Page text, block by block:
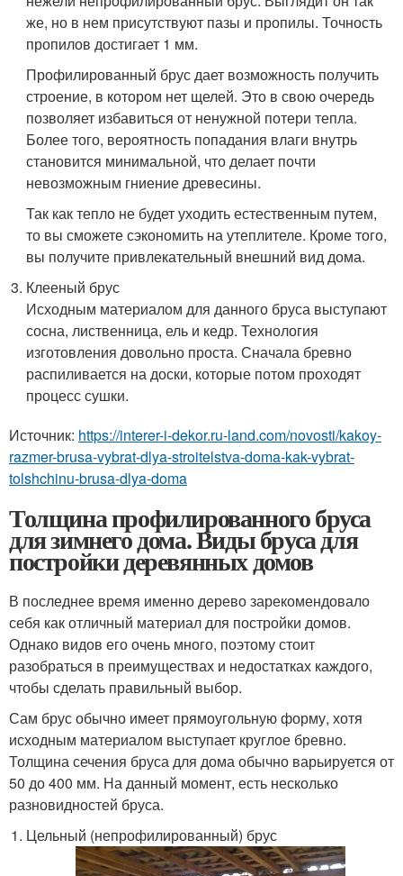
же, но в нем присутствуют пазы и пропилы. Точность
пропилов достигает 1 мм.
Профилированный брус дает возможность получить
строение, в котором нет щелей. Это в свою очередь
позволяет избавиться от ненужной потери тепла.
Более того, вероятность попадания влаги внутрь
становится минимальной, что делает почти
невозможным гниение древесины.
Так как тепло не будет уходить естественным путем,
то вы сможете сэкономить на утеплителе. Кроме того,
вы получите привлекательный внешний вид дома.
Клееный брус
Исходным материалом для данного бруса выступают
сосна, лиственница, ель и кедр. Технология
изготовления довольно проста. Сначала бревно
распиливается на доски, которые потом проходят
процесс сушки.
Источник: https://interer-i-dekor.ru-land.com/novosti/kakoy-
razmer-brusa-vybrat-dlya-stroitelstva-doma-kak-vybrat-
tolshchinu-brusa-dlya-doma
Толщина профилированного бруса
для зимнего дома. Виды бруса для
постройки деревянных домов
В последнее время именно дерево зарекомендовало
себя как отличный материал для постройки домов.
Однако видов его очень много, поэтому стоит
разобраться в преимуществах и недостатках каждого,
чтобы сделать правильный выбор.
Сам брус обычно имеет прямоугольную форму, хотя
исходным материалом выступает круглое бревно.
Толщина сечения бруса для дома обычно варьируется от
50 до 400 мм. На данный момент, есть несколько
разновидностей бруса.
Цельный (непрофилированный) брус